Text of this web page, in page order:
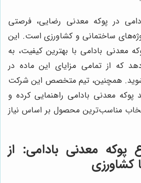
در پوکه معدنی رضایی، فرصتی
ساختمانی و کشاورزی است. این
معدنی بادامی با بهترین کیفیت، به
که از تمامی مزایای این ماده در
شوید. همچنین، تیم متخصص این شرکت
پوکه معدنی بادامی راهنمایی کرده و
مناسب‌ترین محصول بر اساس نیاز
پوکه معدنی بادامی: از
کشاورزی